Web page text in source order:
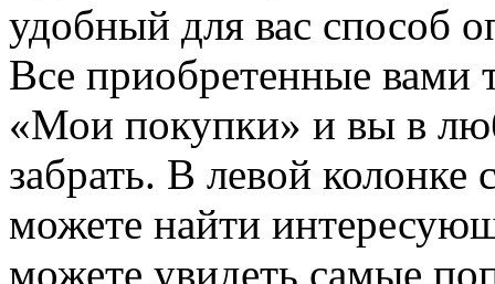
удобный для вас способ
Все приобретенные вами
«Мои покупки» и вы в
забрать. В левой
можете найти
можете увидеть самые